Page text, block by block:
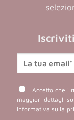
Accetto che i
maggiori dettagli
informativa sulla